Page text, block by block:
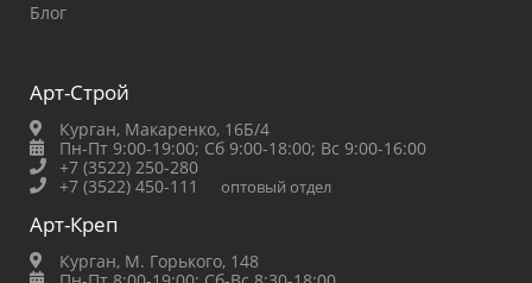
Блог
Арт-Строй
Курган, Макаренко, 16Б/4
Пн-Пт 9:00-19:00; Сб 9:00-18:00; Вс 9:00-16:00
+7 (3522) 250-280
+7 (3522) 450-111
оптовый отдел
Арт-Креп
Курган, М. Горького, 148